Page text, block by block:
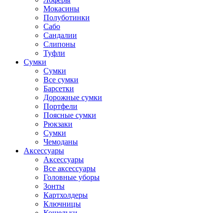
Мокасины
Полуботинки
Сабо
Сандалии
Слипоны
Туфли
Сумки
Сумки
Все сумки
Барсетки
Дорожные сумки
Портфели
Поясные сумки
Рюкзаки
Сумки
Чемоданы
Аксессуары
Аксессуары
Все аксессуары
Головные уборы
Зонты
Картхолдеры
Ключницы